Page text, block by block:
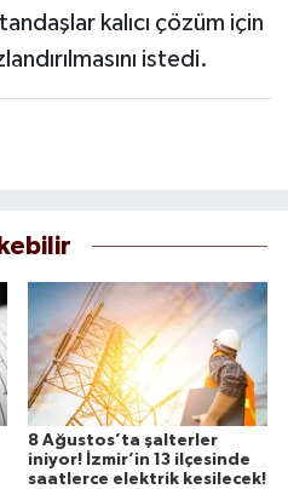
kalıcı çözüm için
istedi.
8 Ağustos’ta şalterler
iniyor! İzmir’in 13 ilçesinde
saatlerce elektrik kesilecek!